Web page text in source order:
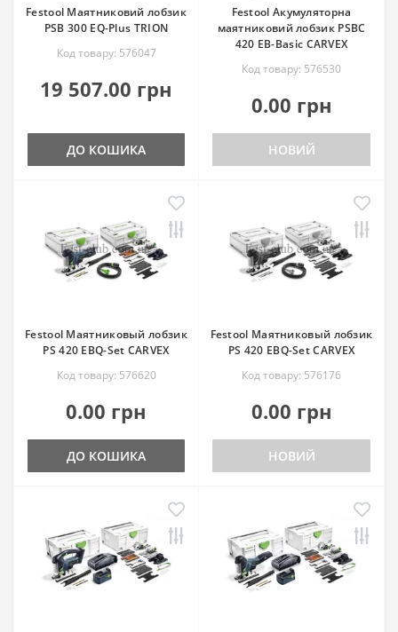
Festool Маятниковий лобзик
PSB 300 EQ-Plus TRION
Код товару: 576047
19 507.00 грн
ДО КОШИКА
Festool Акумуляторна
маятниковий лобзик PSBC
420 EB-Basic CARVEX
Код товару: 576530
0.00 грн
НОВИЙ
Festool Маятниковый лобзик
PS 420 EBQ-Set CARVEX
Код товару: 576620
0.00 грн
ДО КОШИКА
Festool Маятниковый лобзик
PS 420 EBQ-Set CARVEX
Код товару: 576176
0.00 грн
НОВИЙ